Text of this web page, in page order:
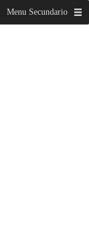
Menu Secundario